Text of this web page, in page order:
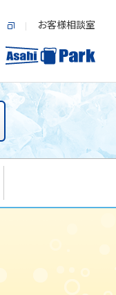
お客様相談室